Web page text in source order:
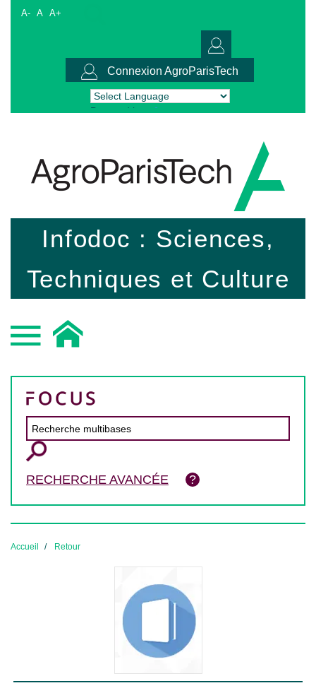
A- A A+
Connexion AgroParisTech
Powered by Translate
Infodoc : Sciences,
Techniques et Culture
RECHERCHE AVANCÉE
Accueil Retour